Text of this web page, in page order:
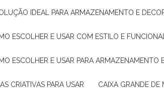
IDEAL PARA ARMAZENAMENTO E
ESCOLHER E USAR COM ESTILO E
ESCOLHER E USAR PARA ARMAZENAMENTO
CRIATIVAS PARA USAR CAIXA GRANDE